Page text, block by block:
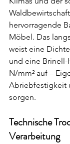
hervorragende
Möbel. Das
weist eine
und eine Brinell-
N/mm² auf –
Abriebfestigkeit
sorgen.
Technische
Verarbeitung